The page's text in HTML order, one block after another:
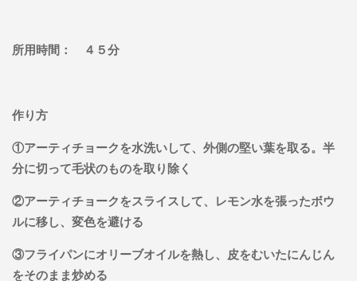
所用時間： ４５分
作り方
①アーティチョークを水洗いして、外側の堅い葉を取る。半
分に切って毛状のものを取り除く
②アーティチョークをスライスして、レモン水を張ったボウ
ルに移し、変色を避ける
③フライパンにオリーブオイルを熱し、皮をむいたにんじん
をそのまま炒める